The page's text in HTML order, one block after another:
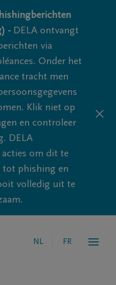
- DELA ontvangt
via
Onder het
tracht men
Klik niet op
en controleer
DELA
acties om dit te
tot phishing en
volledig uit te
NL FR